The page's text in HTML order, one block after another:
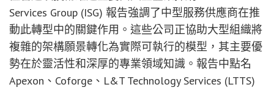
Services Group (ISG) 報告強調了中型服務供應商在推
動此轉型中的關鍵作用。這些公司正協助大型組織將
複雜的架構願景轉化為實際可執行的模型，其主要優
勢在於靈活性和深厚的專業領域知識。報告中點名
Apexon、Coforge、L&T Technology Services (LTTS)